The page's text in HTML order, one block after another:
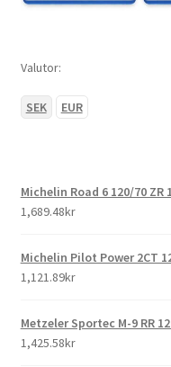
Valutor:
SEK EUR
Michelin Road 6 120/70 ZR
1,689.48kr
Michelin Pilot Power 2CT
1,121.89kr
Metzeler Sportec M-9 RR
1,425.58kr